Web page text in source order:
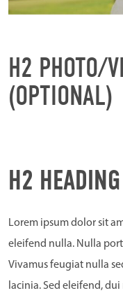
H2 PHOTO/
(OPTIONAL)
H2 HEADING
Lorem ipsum dolor sit
eleifend nulla. Nulla
Vivamus feugiat nulla
lacinia. Sed eleifend,